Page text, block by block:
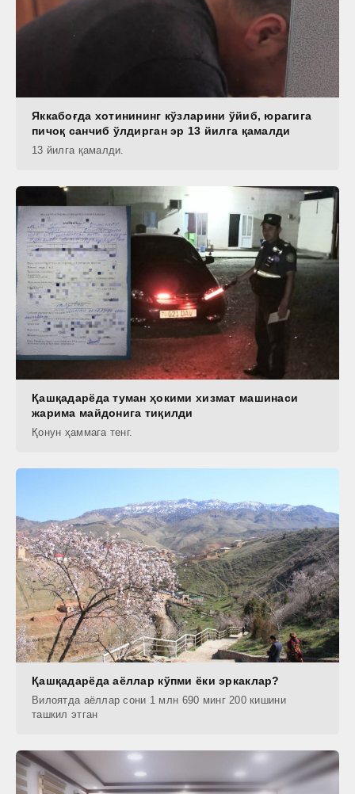
Яккабоғда хотинининг кўзларини ўйиб, юрагига
пичоқ санчиб ўлдирган эр 13 йилга қамалди
13 йилга қамалди.
Қашқадарёда туман ҳокими хизмат машинаси
жарима майдонига тиқилди
Қонун ҳаммага тенг.
Қашқадарёда аёллар кўпми ёки эркаклар?
Вилоятда аёллар сони 1 млн 690 минг 200 кишини
ташкил этган